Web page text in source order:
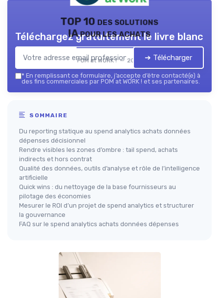
TOP 10 des solutions
IA pour les achats
POM at WORK ! — 2026
Téléchargez gratuitement le livre blanc
➔ Télécharger
* En remplissant ce formulaire, j’accepte d’être contacté(e) à
des fins commerciales par POM at WORK ! et ses partenaires.
SOMMAIRE
Du reporting statique au spend analytics achats données
dépenses décisionnel
Rendre visibles les zones d’ombre : tail spend, achats
indirects et hors contrat
Qualité des données, outils d’analyse et rôle de l’intelligence
artificielle
Quick wins : du nettoyage de la base fournisseurs au
pilotage des économies
Mesurer le ROI d’un projet de spend analytics et structurer
la gouvernance
FAQ sur le spend analytics achats données dépenses